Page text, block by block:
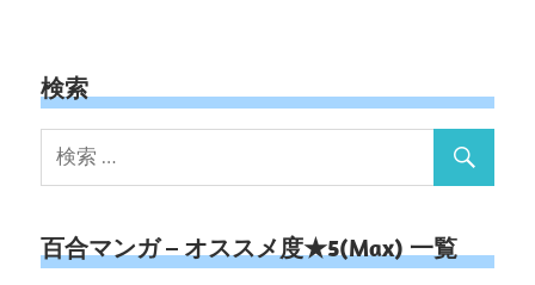
検索
百合マンガ – オススメ度★5(Max) 一覧